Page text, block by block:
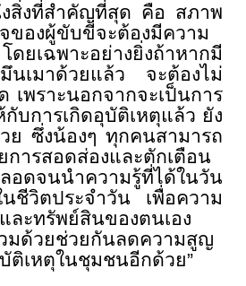
สิ่งที่สำคัญที่สุด คือ สภาพ
ของผู้ขับขี่จะต้องมีความ
เฉพาะอย่างยิ่งถ้าหากมี
มึนเมาด้วยแล้ว จะต้องไม่
เพราะนอกจากจะเป็นการ
กับการเกิดอุบัติเหตุแล้ว ยัง
ย ซึ่งน้องๆ ทุกคนสามารถ
การสอดส่องและตักเตือน
อดจนนำความรู้ที่ได้ในวัน
นชีวิตประจำวัน เพื่อความ
ละทรัพย์สินของตนเอง
มด้วยช่วยกันลดความสูญ
ติเหตุในชุมชนอีกด้วย”